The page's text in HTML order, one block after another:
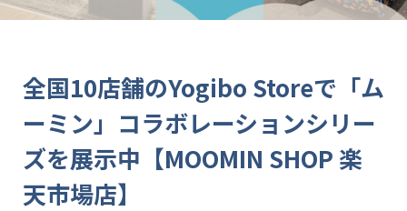
全国10店舗のYogibo Storeで「ム
ーミン」コラボレーションシリー
ズを展示中【MOOMIN SHOP 楽
天市場店】